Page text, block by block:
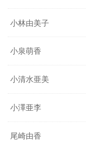
小林由美子
小泉萌香
小清水亜美
小澤亜李
尾崎由香